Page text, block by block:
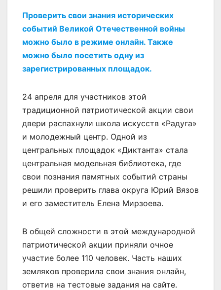
Проверить свои знания исторических
событий Великой Отечественной войны
можно было в режиме онлайн. Также
можно было посетить одну из
зарегистрированных площадок.
24 апреля для участников этой
традиционной патриотической акции свои
двери распахнули школа искусств «Радуга»
и молодежный центр. Одной из
центральных площадок «Диктанта» стала
центральная модельная библиотека, где
свои познания памятных событий страны
решили проверить глава округа Юрий Вязов
и его заместитель Елена Мирзоева.
В общей сложности в этой международной
патриотической акции приняли очное
участие более 110 человек. Часть наших
земляков проверила свои знания онлайн,
ответив на тестовые задания на сайте.